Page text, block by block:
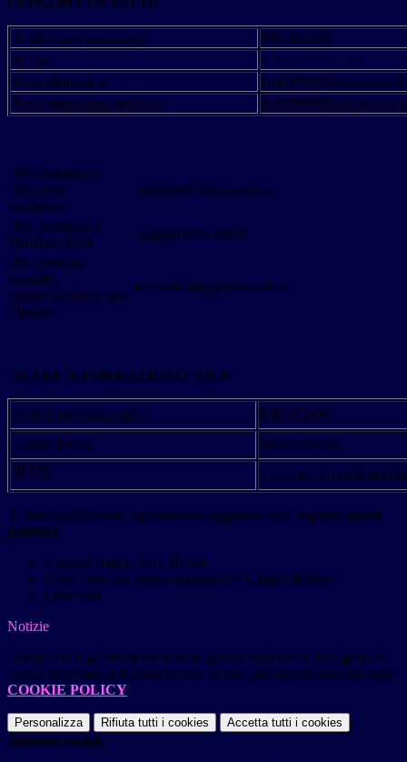
N. telefono (centralino)
055 661628
N. fax
-----------------------
Posta elettronica
fiis033008@istruzione.it
Posta elettronica certificata
Per contattare il
Dirigente
scolastico
dirigente@peano.edu.it
Per contattare il
Direttore SGA
dsga@peano.edu.it
Per avere un
contatto
diretto/feedback con
l'Istituto
accessibilita@peano.edu.it
ALTRE INFORMAZIONI UTILI:
Codice meccanografico
FIIS033008
Codice fiscale
80032310486
IBAN
L'Istituto può essere agevolmente raggiunto con i seguenti mezzi
pubblici:
Autobus Ataf n. 3, 6, 20, 84
Treno, fino alla vicina Stazione FS Campo di Marte
Linee Sita
Notizie
Questo sito o gli strumenti terzi da questo utilizzati si avvalgono di
cookie necessari al funzionamento ed utili alle finalità illustrate nella
COOKIE POLICY.
Personalizza Rifiuta tutti i cookies Accetta tutti i cookies
Gestione cookie